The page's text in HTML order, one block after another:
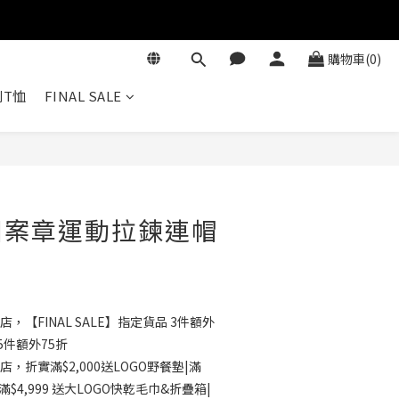
購物車(0)
恤 FINAL SALE
章運動拉鍊連帽
，【FINAL SALE】指定貨品 3件額外
額外75折
，折實滿$2,000送LOGO野餐墊|滿
$4,999 送大LOGO快乾毛巾&折疊箱|